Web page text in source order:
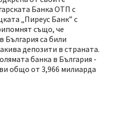
Банка ОТП с
„Пиреус Банк” с
също, че
България са били
депозити в страната.
банка в България -
общо от 3,966 милиарда